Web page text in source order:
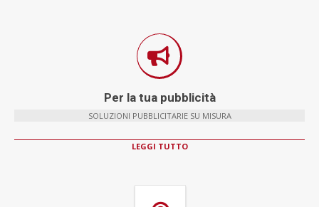
Per la tua pubblicità
SOLUZIONI PUBBLICITARIE SU MISURA
LEGGI TUTTO